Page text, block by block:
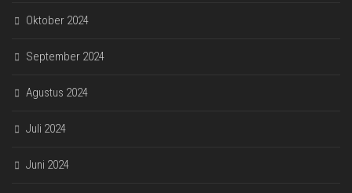
Oktober 2024
September 2024
Agustus 2024
Juli 2024
Juni 2024